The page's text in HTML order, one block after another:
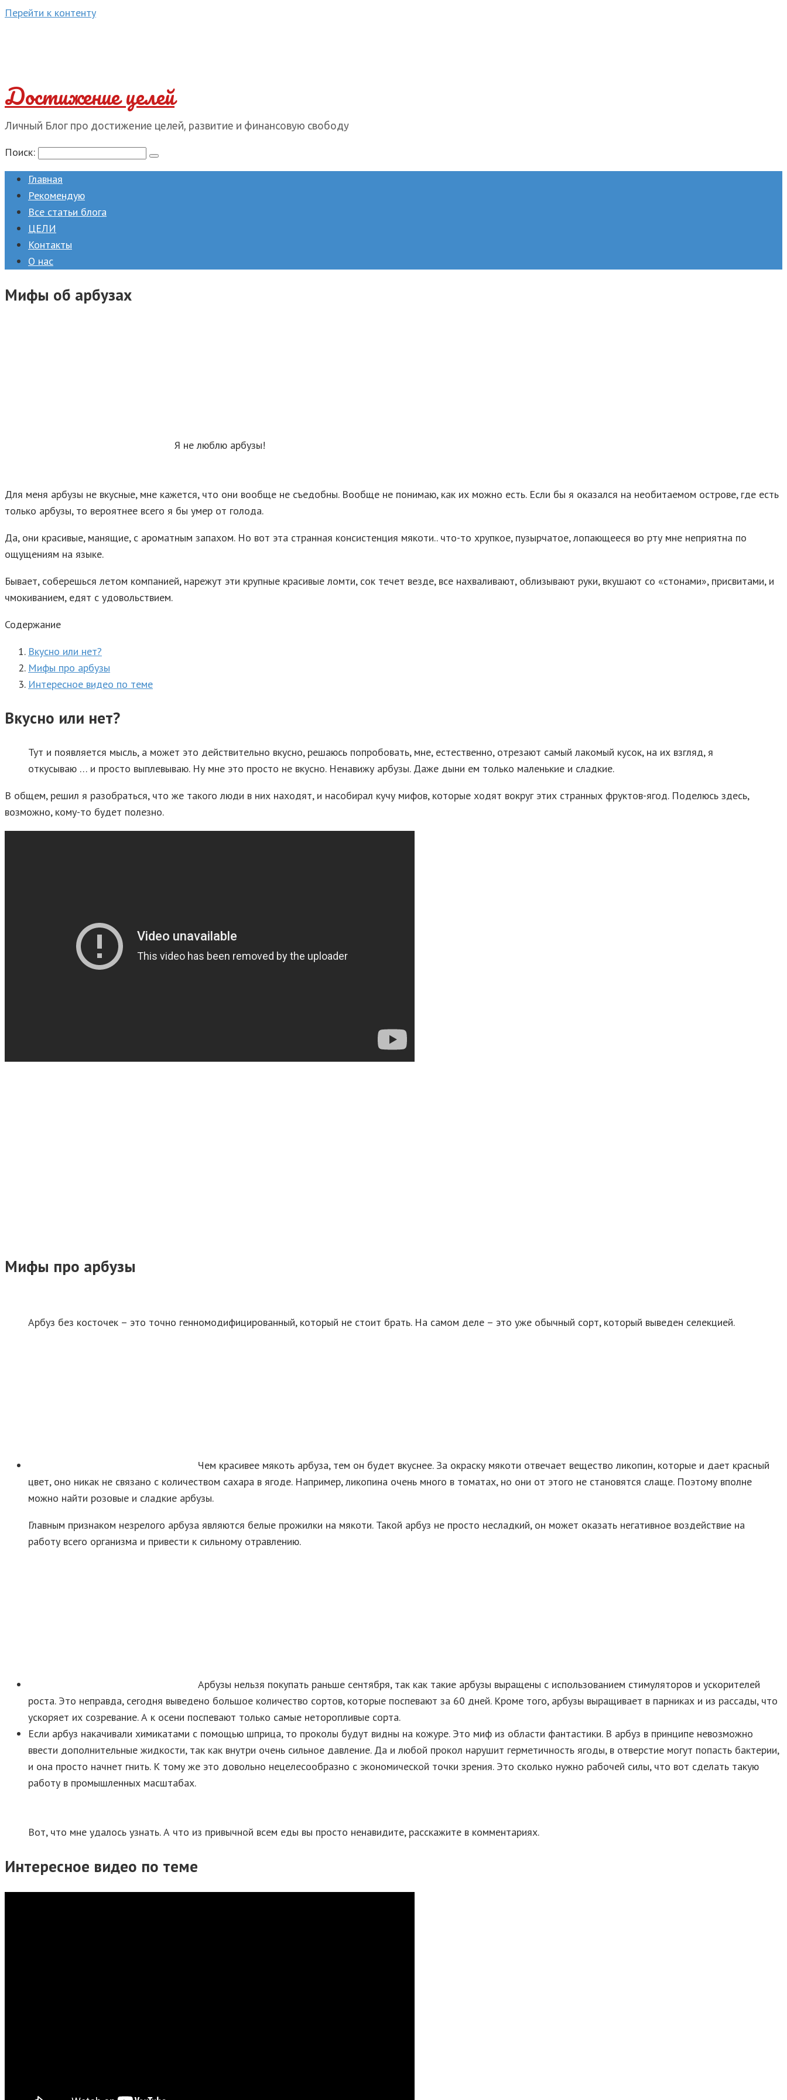
Перейти к контенту
Достижение целей
Личный Блог про достижение целей, развитие и финансовую свободу
Поиск:
Главная
Рекомендую
Все статьи блога
ЦЕЛИ
Контакты
О нас
Мифы об арбузах
Я не люблю арбузы!
Для меня арбузы не вкусные, мне кажется, что они вообще не съедобны. Вообще не понимаю, как их можно есть. Если бы я оказался на необитаемом острове, где есть
только арбузы, то вероятнее всего я бы умер от голода.
Да, они красивые, манящие, с ароматным запахом. Но вот эта странная консистенция мякоти.. что-то хрупкое, пузырчатое, лопающееся во рту мне неприятна по
ощущениям на языке.
Бывает, соберешься летом компанией, нарежут эти крупные красивые ломти, сок течет везде, все нахваливают, облизывают руки, вкушают со «стонами», присвитами, и
чмокиванием, едят с удовольствием.
Содержание
Вкусно или нет?
Мифы про арбузы
Интересное видео по теме
Вкусно или нет?
Тут и появляется мысль, а может это действительно вкусно, решаюсь попробовать, мне, естественно, отрезают самый лакомый кусок, на их взгляд, я
откусываю … и просто выплевываю. Ну мне это просто не вкусно. Ненавижу арбузы. Даже дыни ем только маленькие и сладкие.
В общем, решил я разобраться, что же такого люди в них находят, и насобирал кучу мифов, которые ходят вокруг этих странных фруктов-ягод. Поделюсь здесь,
возможно, кому-то будет полезно.
Мифы про арбузы
Арбуз без косточек – это точно генномодифицированный, который не стоит брать. На самом деле – это уже обычный сорт, который выведен селекцией.
Чем красивее мякоть арбуза, тем он будет вкуснее. За окраску мякоти отвечает вещество ликопин, которые и дает красный
цвет, оно никак не связано с количеством сахара в ягоде. Например, ликопина очень много в томатах, но они от этого не становятся слаще. Поэтому вполне
можно найти розовые и сладкие арбузы.
Главным признаком незрелого арбуза являются белые прожилки на мякоти. Такой арбуз не просто несладкий, он может оказать негативное воздействие на
работу всего организма и привести к сильному отравлению.
Арбузы нельзя покупать раньше сентября, так как такие арбузы выращены с использованием стимуляторов и ускорителей
роста. Это неправда, сегодня выведено большое количество сортов, которые поспевают за 60 дней. Кроме того, арбузы выращивает в парниках и из рассады, что
ускоряет их созревание. А к осени поспевают только самые неторопливые сорта.
Если арбуз накачивали химикатами с помощью шприца, то проколы будут видны на кожуре. Это миф из области фантастики. В арбуз в принципе невозможно
ввести дополнительные жидкости, так как внутри очень сильное давление. Да и любой прокол нарушит герметичность ягоды, в отверстие могут попасть бактерии,
и она просто начнет гнить. К тому же это довольно нецелесообразно с экономической точки зрения. Это сколько нужно рабочей силы, что вот сделать такую
работу в промышленных масштабах.
Вот, что мне удалось узнать. А что из привычной всем еды вы просто ненавидите, расскажите в комментариях.
Интересное видео по теме